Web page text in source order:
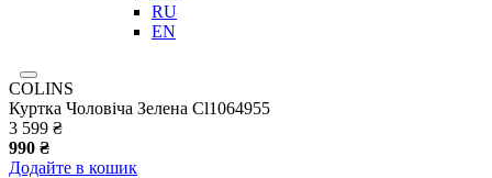
RU
EN
COLINS
Куртка Чоловіча Зелена Cl1064955
3 599 ₴
990 ₴
Додайте в кошик